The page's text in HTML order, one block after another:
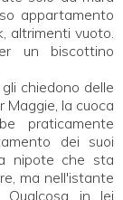
appartamento
altrimenti vuoto.
un biscottino
chiedono delle
Maggie, la cuoca
praticamente
dei suoi
nipote che sta
ma nell'istante
in lei